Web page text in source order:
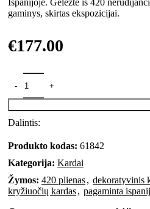
Ispanijoje. Geležtė iš 420
gaminys, skirtas ekspozicijai.
€177.00
Dalintis:
Produkto kodas: 61842
Kategorija: Kardai
Žymos: 420 plienas, dekoratyvinis
kryžiuočių kardas, pagaminta